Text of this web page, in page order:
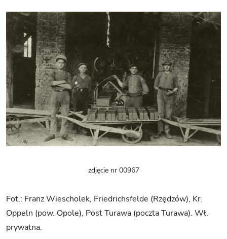
zdjęcie nr 00967
Fot.: Franz Wiescholek, Friedrichsfelde (Rzędzów), Kr.
Oppeln (pow. Opole), Post Turawa (poczta Turawa). Wł.
prywatna.